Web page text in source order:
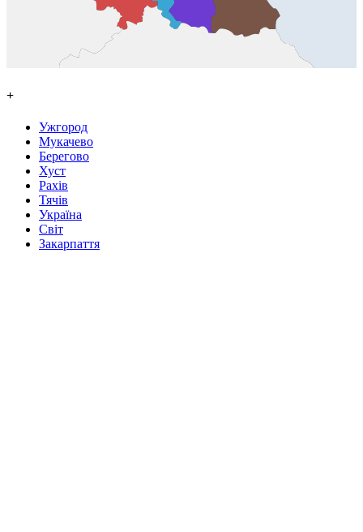
+
Ужгород
Мукачево
Берегово
Хуст
Рахів
Тячів
Україна
Світ
Закарпаття